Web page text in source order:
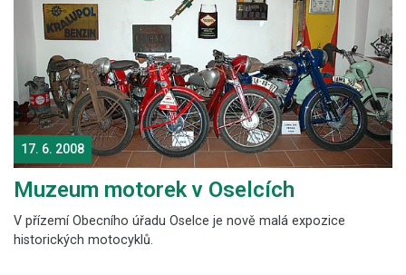
17. 6. 2008
Muzeum motorek v Oselcích
V přízemí Obecního úřadu Oselce je nově malá expozice
historických motocyklů.